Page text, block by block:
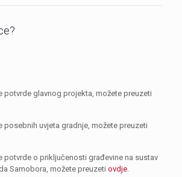
potvrde glavnog projekta, možete preuzeti
posebnih uvjeta gradnje, možete preuzeti
potvrde o priključenosti građevine na sustav
Samobora, možete preuzeti ovdje.